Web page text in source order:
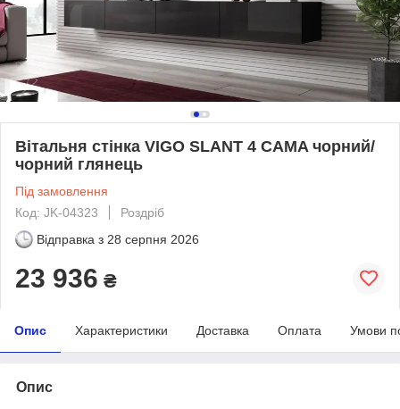
Вітальня стінка VIGO SLANT 4 CAMA чорний/
чорний глянець
Під замовлення
Код: JK-04323
Роздріб
Відправка з 28 серпня 2026
23 936 ₴
Опис Характеристики Доставка Оплата Умови
Опис